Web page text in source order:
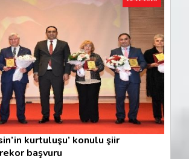
kurtuluşu’ konulu şiir
başvuru